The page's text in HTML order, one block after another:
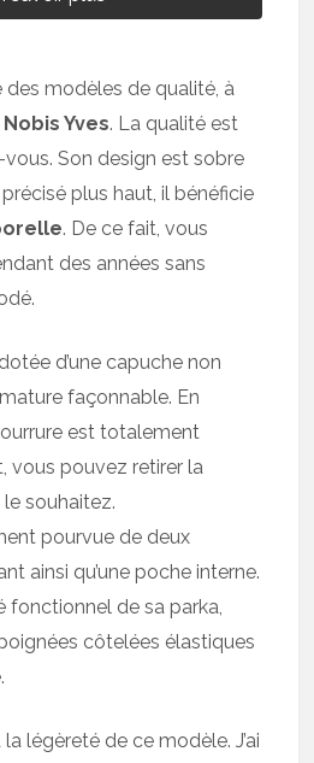
modèles de qualité, à
Yves. La qualité est
Son design est sobre
plus haut, il bénéficie
. De ce fait, vous
des années sans
d’une capuche non
façonnable. En
est totalement
vous pouvez retirer la
souhaitez.
pourvue de deux
ainsi qu’une poche interne.
fonctionnel de sa parka,
côtelées élastiques
légèreté de ce modèle. J’ai